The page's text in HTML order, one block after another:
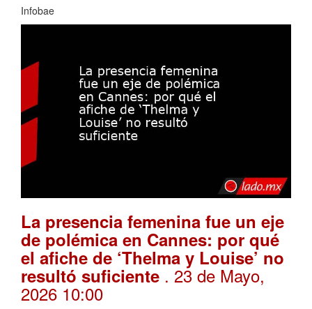
Infobae
La presencia femenina fue un eje
de polémica en Cannes: por qué
el afiche de ‘Thelma y Louise’ no
resultó suficiente . 23 de Mayo,
2026 10:00